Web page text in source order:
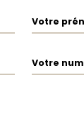
Votre
Votre